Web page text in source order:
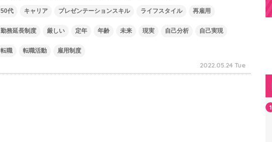
50代 キャリア プレゼンテーションスキル ライフスタイル 再雇用
勤務延長制度 厳しい 定年 年齢 未来 現実 自己分析 自己実現
転職 転職活動 雇用制度
2022.05.24 Tue
1